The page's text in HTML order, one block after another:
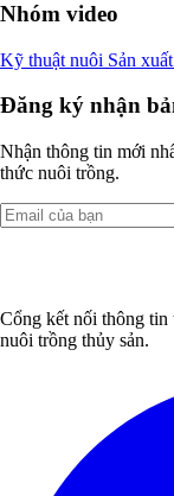
Nhóm video
Kỹ thuật nuôi Sản
Đăng ký nhận
Nhận thông tin mới
thức nuôi trồng.
Cổng kết nối thông tin
nuôi trồng thủy sản.